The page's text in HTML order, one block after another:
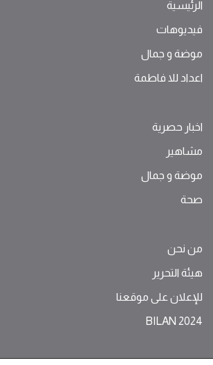
الرئيسية
فيديوهات
موضة ‫و‬ ‫‬‫جمال‬
اعداد للا فاطمة
اخبار حصرية
مشاهير
موضة ‫و‬ ‫‬‫جمال‬
صحة
من نحن
هيئة التحرير
للإعلان على موقعنا
BILAN 2024